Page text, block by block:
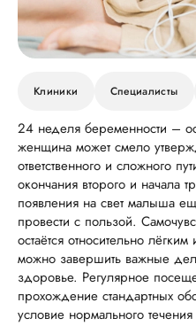
Клиники Специалисты
24 неделя беременности –
женщина может смело
ответственного и сложного
окончания второго и начала
появления на свет малыша
провести с пользой.
остаётся относительно
можно завершить важные
здоровье. Регулярное
прохождение стандартных
условие нормального